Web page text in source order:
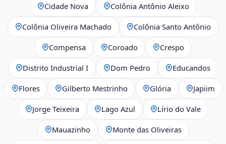
Cidade Nova Colônia Antônio Aleixo
Colônia Oliveira Machado Colônia Santo Antônio
Compensa Coroado Crespo
Distrito Industrial I Dom Pedro Educandos
Flores Gilberto Mestrinho Glória Japiim
Jorge Teixeira Lago Azul Lírio do Vale
Mauazinho Monte das Oliveiras